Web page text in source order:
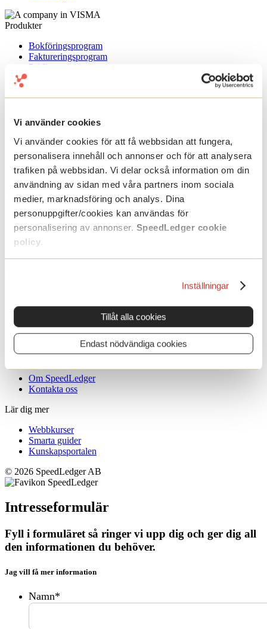
Vi använder cookies
Vi använder cookies för att få webbsidan att fungera,
personalisera innehåll och annonser och för att analysera
trafiken på webbsidan. Vi delar också information om din
användning av sidan med våra partners inom sociala
medier, marknadsföring och analys. Dina
personuppgifter/cookies kan användas för
personalisering av annonser. SpeedLedger cookie
policy
Inställningar
Tillåt alla cookies
Endast nödvändiga cookies
Produkter
Bokföringsprogram
Faktureringsprogram
Prislista
Befintlig kund
Avsluta tjänst
Säkerhet
Villkor & information
Integritetspolicy
Cookie policy
Utforska produkten
Personlig onlinevisning
Webbintroduktion
Prova gratis
Gratis fakturamall
Erbjudande bokföring
Aktuellt för nystartade
Tips första året
SpeedLedger
Om SpeedLedger
Kontakta oss
Lär dig mer
Webbkurser
Smarta guider
Kunskapsportalen
© 2026 SpeedLedger AB
Intresseformulär
Fyll i formuläret så ringer vi upp dig och ger dig all
den informationen du behöver.
Jag vill få mer information
Namn*